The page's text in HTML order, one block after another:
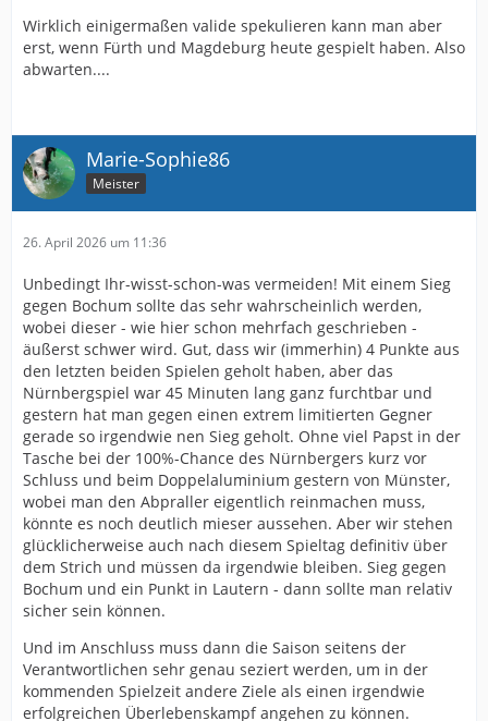
Wirklich einigermaßen valide spekulieren kann man aber
erst, wenn Fürth und Magdeburg heute gespielt haben. Also
abwarten....
Marie-Sophie86
Meister
26. April 2026 um 11:36
Unbedingt Ihr-wisst-schon-was vermeiden! Mit einem Sieg
gegen Bochum sollte das sehr wahrscheinlich werden,
wobei dieser - wie hier schon mehrfach geschrieben -
äußerst schwer wird. Gut, dass wir (immerhin) 4 Punkte aus
den letzten beiden Spielen geholt haben, aber das
Nürnbergspiel war 45 Minuten lang ganz furchtbar und
gestern hat man gegen einen extrem limitierten Gegner
gerade so irgendwie nen Sieg geholt. Ohne viel Papst in der
Tasche bei der 100%-Chance des Nürnbergers kurz vor
Schluss und beim Doppelaluminium gestern von Münster,
wobei man den Abpraller eigentlich reinmachen muss,
könnte es noch deutlich mieser aussehen. Aber wir stehen
glücklicherweise auch nach diesem Spieltag definitiv über
dem Strich und müssen da irgendwie bleiben. Sieg gegen
Bochum und ein Punkt in Lautern - dann sollte man relativ
sicher sein können.
Und im Anschluss muss dann die Saison seitens der
Verantwortlichen sehr genau seziert werden, um in der
kommenden Spielzeit andere Ziele als einen irgendwie
erfolgreichen Überlebenskampf angehen zu können.